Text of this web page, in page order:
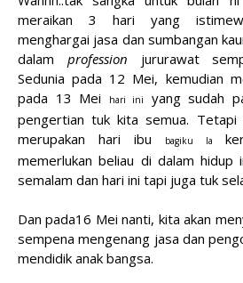
meraikan 3 hari yang
menghargai jasa dan sumbangan
dalam profession jururawat
Sedunia pada 12 Mei, kemudian
pada 13 Mei
hari ini
yang sudah
pengertian tuk kita semua. Tetapi
merupakan hari ibu
bagiku la
memerlukan beliau di dalam hidup
semalam dan hari ini tapi juga tuk
Dan pada16 Mei nanti, kita akan
sempena mengenang jasa dan
mendidik anak bangsa.